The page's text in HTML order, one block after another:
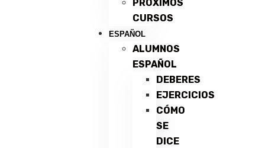
PRÓXIMOS
CURSOS
ESPAÑOL
ALUMNOS
ESPAÑOL
DEBERES
EJERCICIOS
CÓMO
SE
DICE